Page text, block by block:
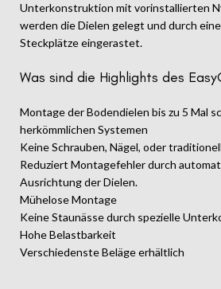
Unterkonstruktion mit vorinstallierten
werden die Dielen gelegt und durch
Steckplätze eingerastet.
Was sind die Highlights des
Montage der Bodendielen bis zu 5 Mal
herkömmlichen Systemen
Keine Schrauben, Nägel, oder
Reduziert Montagefehler durch
Ausrichtung der Dielen.
Mühelose Montage
Keine Staunässe durch spezielle
Hohe Belastbarkeit
Verschiedenste Beläge erhältlich